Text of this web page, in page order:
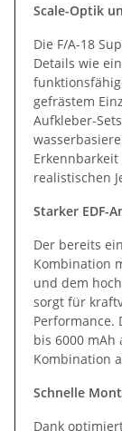
Scale-Optik
Die F/A-18
Details wie
gefrästem
Aufkleber-
realistischen
Starker EDF-
Der bereits
Kombination
und dem
sorgt für
Performance.
bis 6000
Kombination
Schnelle
Dank